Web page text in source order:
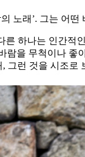
노래’. 그는 어떤
하나는 인간적
람을 무척이나
런 것을 시조